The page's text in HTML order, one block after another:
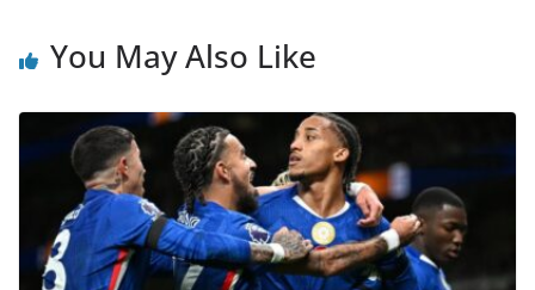
You May Also Like